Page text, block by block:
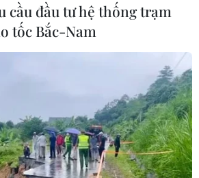
cầu đầu tư hệ thống trạm
tốc Bắc-Nam